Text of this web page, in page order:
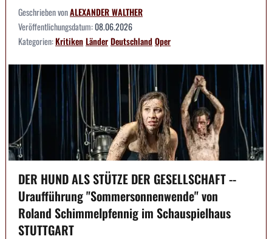
Geschrieben vonALEXANDER WALTHER
Veröffentlichungsdatum:08.06.2026
Kategorien:KritikenLänderDeutschlandOper
DER HUND ALS STÜTZE DER GESELLSCHAFT --
Uraufführung "Sommersonnenwende" von
Roland Schimmelpfennig im Schauspielhaus
STUTTGART